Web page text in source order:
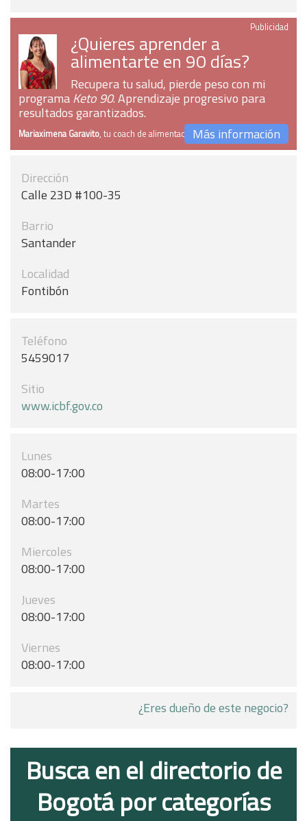
Publicidad
¿Quieres aprender a
alimentarte en 90 días?
Recupera tu salud, pierde peso con mi
programaKeto 90. Aprendizaje progresivo para
resultados garantizados.
Mariaximena Garavito, tu coach de alimentaciónMás información
Dirección
Calle 23D #100-35
Barrio
Santander
Localidad
Fontibón
Teléfono
5459017
Sitio
www.icbf.gov.co
Lunes
08:00-17:00
Martes
08:00-17:00
Miercoles
08:00-17:00
Jueves
08:00-17:00
Viernes
08:00-17:00
¿Eres dueño de este negocio?
Busca en el directorio de
Bogotá por categorías